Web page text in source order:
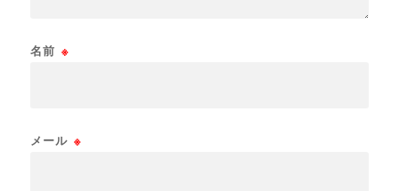
名前 ※
メール ※